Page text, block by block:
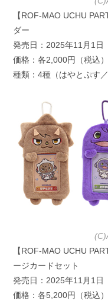
【ROF-MAO UCHU
ダー
発売日：2025年11月1日
価格：各2,000円（税込）
種類：4種（はやとぷす
【ROF-MAO UCHU
ージカードセット
発売日：2025年11月1日
価格：各5,200円（税込）